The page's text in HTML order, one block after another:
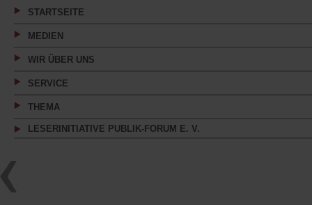
STARTSEITE
MEDIEN
WIR ÜBER UNS
SERVICE
THEMA
LESERINITIATIVE PUBLIK-FORUM E. V.